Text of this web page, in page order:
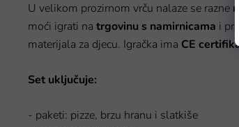
U velikom prozirnom vrču nalaze se razne
moći igrati na trgovinu s namirnicama i
materijala za djecu. Igračka ima CE
Set uključuje:
- paketi: pizze, brzu hranu i slatkiše